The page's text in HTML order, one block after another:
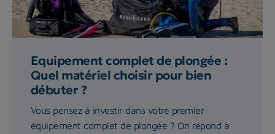
Equipement complet de plongée :
Quel matériel choisir pour bien
débuter ?
Vous pensez à investir dans votre premier
équipement complet de plongée ? On répond à